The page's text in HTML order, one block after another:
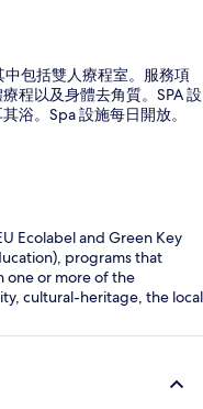
中包括雙人療程室。服務項
程以及身體去角質。SPA 設
浴。Spa 設施每日開放。
Ecolabel and Green Key
programs that
one or more of the
cultural-heritage, the local